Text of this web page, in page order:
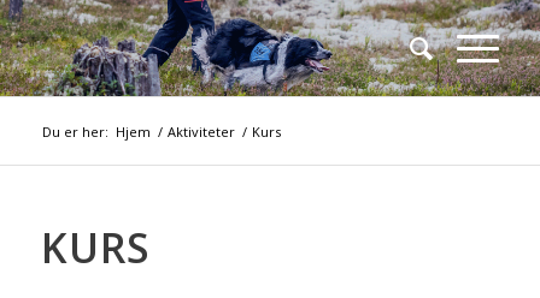
Du er her: Hjem / Aktiviteter / Kurs
KURS